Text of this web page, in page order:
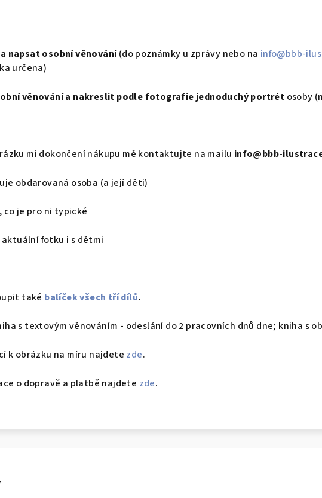
napsat osobní věnování(do poznámky u zprávy nebo na info@bbb-
určena)
věnování a nakreslit podle fotografie jednoduchý portrét osoby
mi dokončení nákupu mě kontaktujte na mailu info@bbb-
obdarovaná osoba (a její děti)
co je pro ni typické
fotku i s dětmi
také balíček všech tří dílů.
s textovým věnováním - odeslání do 2 pracovních dnů dne; kniha s
k obrázku na míru najdete zde.
o dopravě a platbě najdete zde.